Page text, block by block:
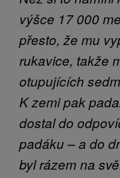
výšce 17 000
přesto, že mu
rukavice, takže
otupujících
K zemi pak
dostal do
padáku – a do
byl rázem na